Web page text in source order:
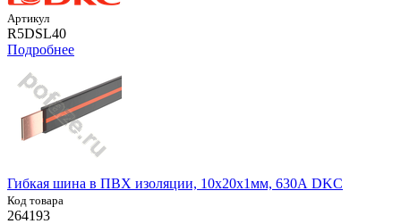
Артикул
R5DSL40
Подробнее
Гибкая шина в ПВХ изоляции, 10x20x1мм, 630А DKC
Код товара
264193